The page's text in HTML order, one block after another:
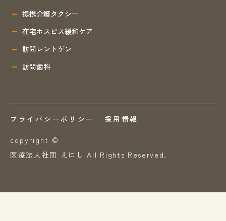
提携介護タクシー
在宅ホスピス緩和ケア
訪問レントゲン
訪問歯科
copyright ©
医療法人社団 えにし All Rights Reserved.
プライバシーポリシー 採用情報